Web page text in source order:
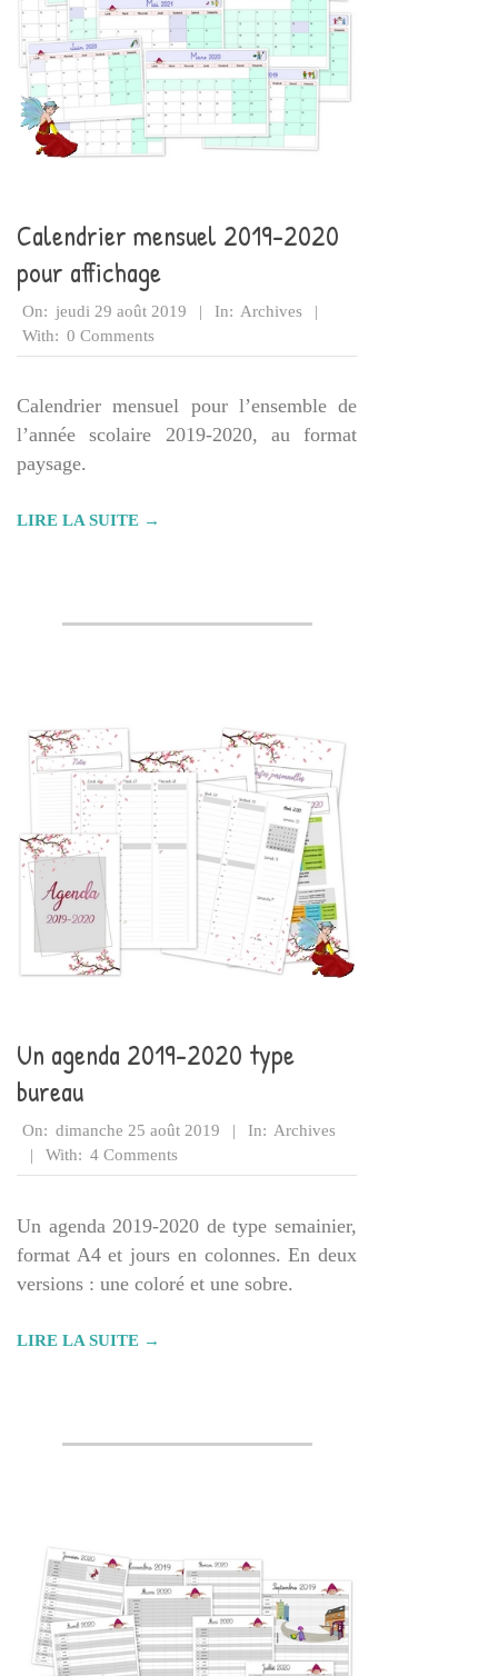
Calendrier mensuel 2019-2020
pour affichage
2019-
08-
29
On: jeudi 29 août 2019 In: Archives
With: 0 Comments
Calendrier mensuel pour l’ensemble de
l’année scolaire 2019-2020, au format
paysage.
LIRE LA SUITE →
Un agenda 2019-2020 type
bureau
2019-
08-
25
On: dimanche 25 août 2019 In: Archives
With: 4 Comments
Un agenda 2019-2020 de type semainier,
format A4 et jours en colonnes. En deux
versions : une coloré et une sobre.
LIRE LA SUITE →